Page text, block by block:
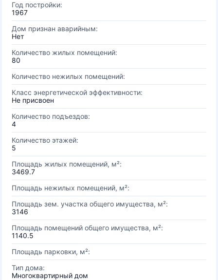
Год постройки:
1967
Дом признан аварийным:
Нет
Количество жилых помещений:
80
Количество нежилых помещений:
Класс энергетической эффективности:
Не присвоен
Количество подъездов:
4
Количество этажей:
5
Площадь жилых помещений, м²:
3469.7
Площадь нежилых помещений, м²:
Площадь зем. участка общего имущества, м²:
3146
Площадь помещений общего имущества, м²:
1140.5
Площадь парковки, м²:
Тип дома:
Многоквартирный дом